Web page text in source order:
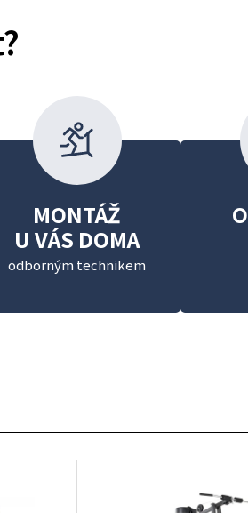
MONTÁŽ
U VÁS DOMA
odborným technikem